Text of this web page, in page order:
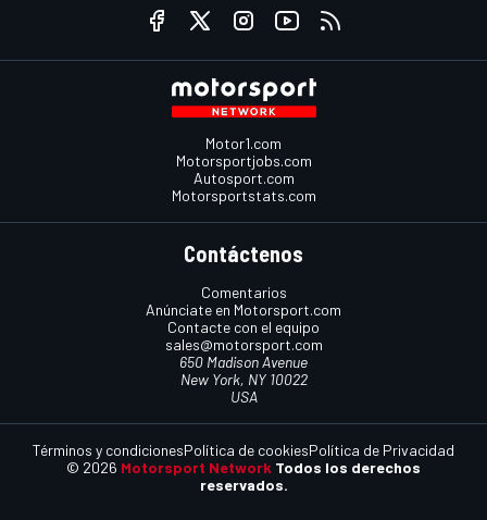
Motor1.com
Motorsportjobs.com
Autosport.com
Motorsportstats.com
Contáctenos
Comentarios
Anúnciate en Motorsport.com
Contacte con el equipo
sales@motorsport.com
650 Madison Avenue
New York, NY 10022
USA
© 2026 Motorsport Network Todos los derechos
reservados.
Términos y condicionesPolítica de cookiesPolítica de Privacidad